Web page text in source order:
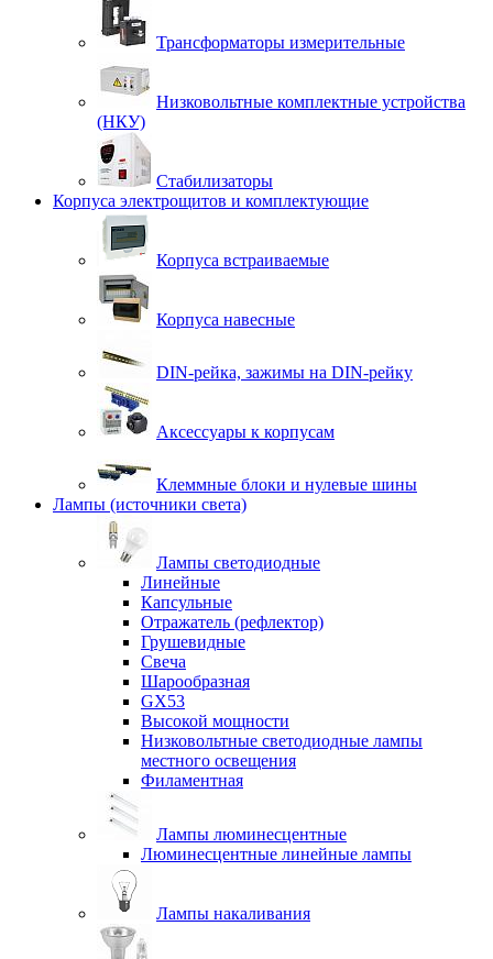
Трансформаторы измерительные
Низковольтные комплектные устройства
(НКУ)
Стабилизаторы
Корпуса электрощитов и комплектующие
Корпуса встраиваемые
Корпуса навесные
DIN-рейка, зажимы на DIN-рейку
Аксессуары к корпусам
Клеммные блоки и нулевые шины
Лампы (источники света)
Лампы светодиодные
Линейные
Капсульные
Отражатель (рефлектор)
Грушевидные
Свеча
Шарообразная
GX53
Высокой мощности
Низковольтные светодиодные лампы
местного освещения
Филаментная
Лампы люминесцентные
Люминесцентные линейные лампы
Лампы накаливания